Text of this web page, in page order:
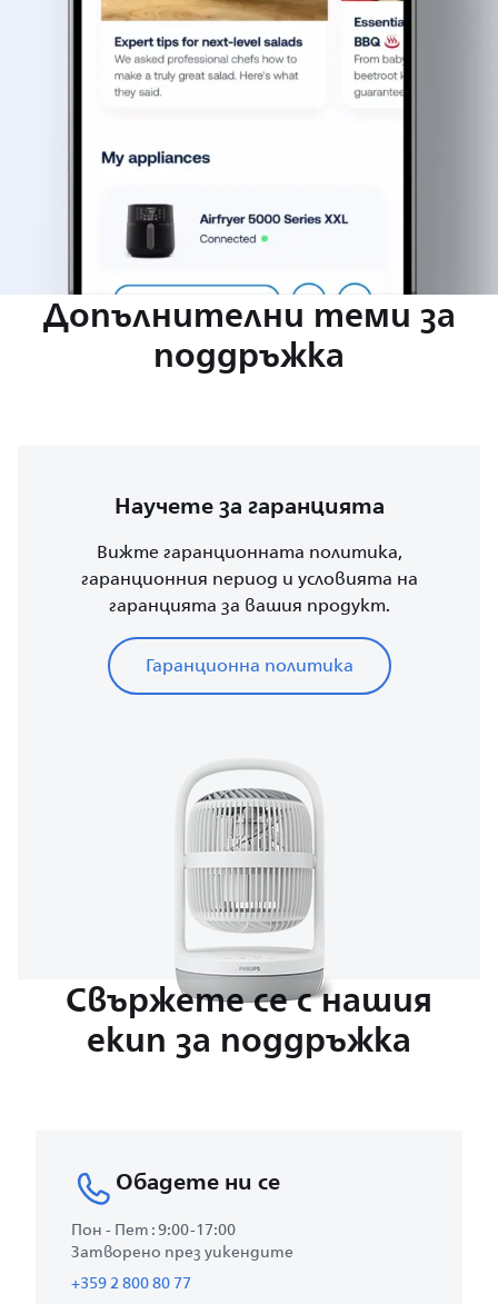
Допълнителни теми за
поддръжка
Научете за гаранцията
Вижте гаранционната политика,
гаранционния период и условията на
гаранцията за вашия продукт.
Гаранционна политика
Свържете се с нашия
екип за поддръжка
Обадете ни се
Пон - Пет : 9:00-17:00
Затворено през уикендите
+359 2 800 80 77